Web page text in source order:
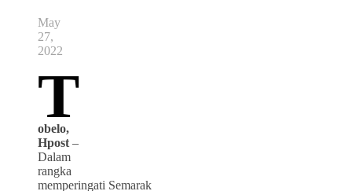
May
27,
2022
T
obelo,
Hpost –
Dalam
rangka
memperingati Semarak